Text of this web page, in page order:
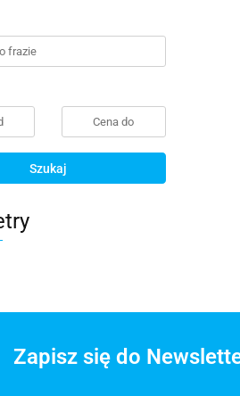
Szukaj
Zapisz się do